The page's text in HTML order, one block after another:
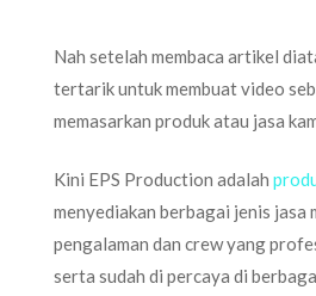
Nah setelah membaca artikel
tertarik untuk membuat video
memasarkan produk atau jasa
Kini EPS Production adalah
menyediakan berbagai jenis jasa
pengalaman dan crew yang
serta sudah di percaya di